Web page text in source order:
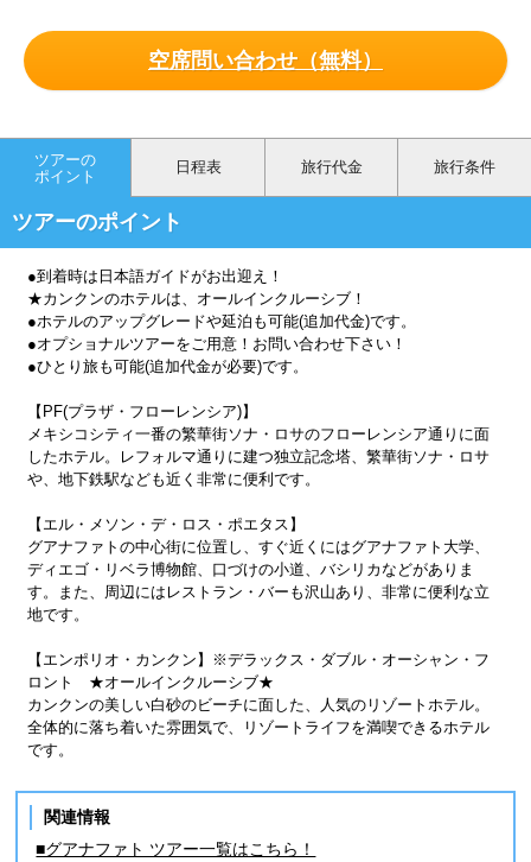
空席問い合わせ（無料）
ツアーの
ポイント
日程表 旅行代金 旅行条件
ツアーのポイント
●到着時は日本語ガイドがお出迎え！
★カンクンのホテルは、オールインクルーシブ！
●ホテルのアップグレードや延泊も可能(追加代金)です。
●オプショナルツアーをご用意！お問い合わせ下さい！
●ひとり旅も可能(追加代金が必要)です。
【PF(プラザ・フローレンシア)】
メキシコシティ一番の繁華街ソナ・ロサのフローレンシア通りに面
したホテル。レフォルマ通りに建つ独立記念塔、繁華街ソナ・ロサ
や、地下鉄駅なども近く非常に便利です。
【エル・メソン・デ・ロス・ポエタス】
グアナファトの中心街に位置し、すぐ近くにはグアナファト大学、
ディエゴ・リベラ博物館、口づけの小道、バシリカなどがありま
す。また、周辺にはレストラン・バーも沢山あり、非常に便利な立
地です。
【エンポリオ・カンクン】※デラックス・ダブル・オーシャン・フ
ロント ★オールインクルーシブ★
カンクンの美しい白砂のビーチに面した、人気のリゾートホテル。
全体的に落ち着いた雰囲気で、リゾートライフを満喫できるホテル
です。
関連情報
■グアナファト ツアー一覧はこちら！